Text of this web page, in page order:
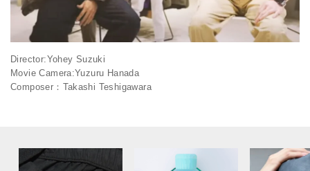
Director:Yohey Suzuki
Movie Camera:Yuzuru Hanada
Composer：Takashi Teshigawara